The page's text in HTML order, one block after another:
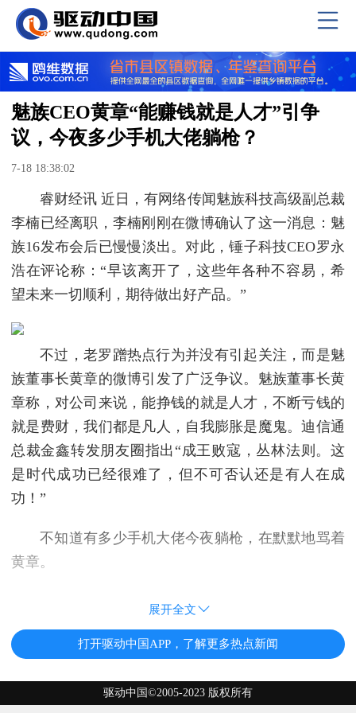
魅族CEO黄章“能赚钱就是人才”引争
议，今夜多少手机大佬躺枪？
7-18 18:38:02
睿财经讯 近日，有网络传闻魅族科技高级副总裁
李楠已经离职，李楠刚刚在微博确认了这一消息：魅
族16发布会后已慢慢淡出。对此，锤子科技CEO罗永
浩在评论称：“早该离开了，这些年各种不容易，希
望未来一切顺利，期待做出好产品。”
不过，老罗蹭热点行为并没有引起关注，而是魅
族董事长黄章的微博引发了广泛争议。魅族董事长黄
章称，对公司来说，能挣钱的就是人才，不断亏钱的
就是费财，我们都是凡人，自我膨胀是魔鬼。迪信通
总裁金鑫转发朋友圈指出“成王败寇，丛林法则。这
是时代成功已经很难了，但不可否认还是有人在成
功！”
不知道有多少手机大佬今夜躺枪，在默默地骂着
黄章。
展开全文
打开驱动中国APP，了解更多热点新闻
驱动中国©2005-2023 版权所有